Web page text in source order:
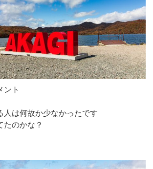
ント
人は何故か少なかったです
たのかな？